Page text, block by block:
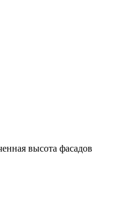
высота фасадов